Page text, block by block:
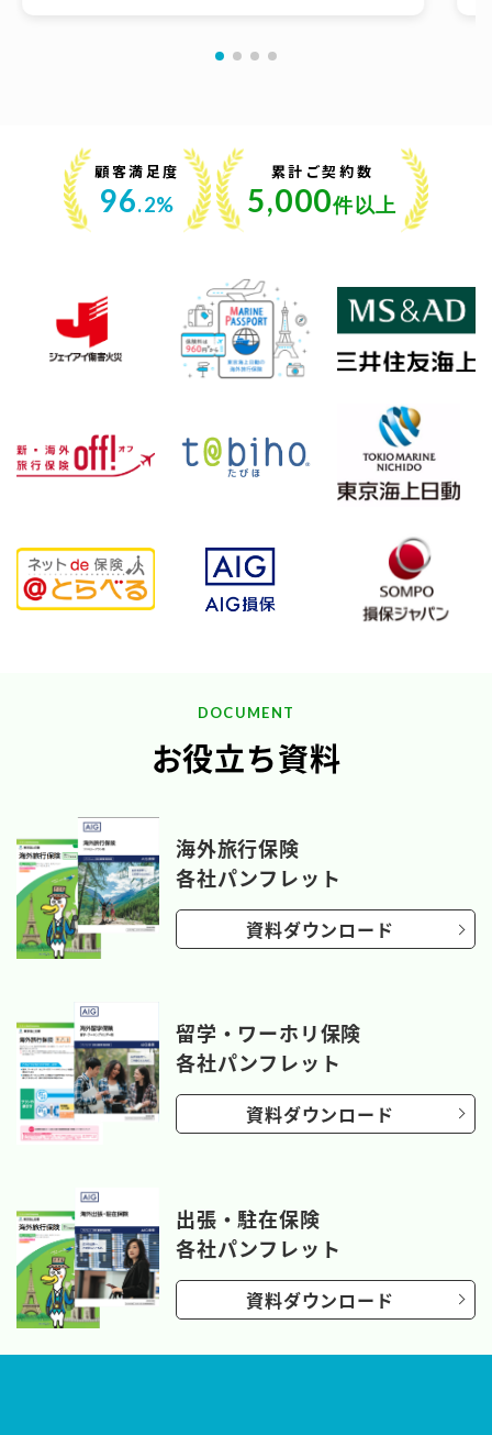
顧客満足度
96.2%
累計ご契約数
5,000件以上
DOCUMENT
お役立ち資料
海外旅行保険
各社パンフレット
資料ダウンロード
留学・ワーホリ保険
各社パンフレット
資料ダウンロード
出張・駐在保険
各社パンフレット
資料ダウンロード